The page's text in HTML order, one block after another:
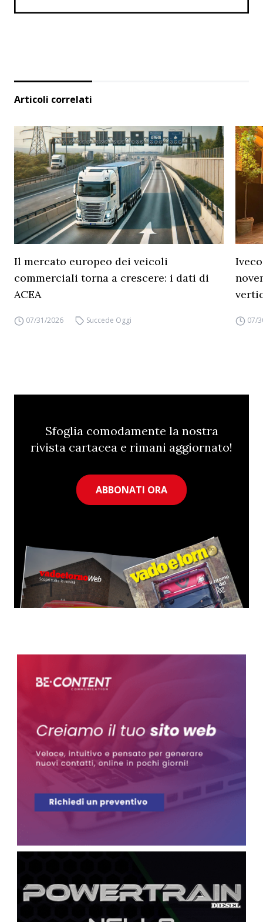
Articoli correlati
Il mercato europeo dei veicoli
commerciali torna a crescere: i dati di
ACEA
07/31/2026 Succede Oggi 07/
Sfoglia comodamente la nostra
rivista cartacea e rimani aggiornato!
ABBONATI ORA